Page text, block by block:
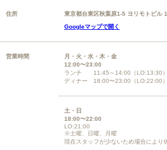
住所
東京都台東区秋葉原1-5 ヨリモトビル
Googleマップで開く
営業時間
月・火・水・木・金
12:00〜23:00
ランチ 11:45～14:00（LO:13:30）
ディナー 18:00〜23:00（LO:22:00）
土・日
18:00〜22:00
LO:21:00
※土曜、日曜、月曜
現在スタッフが少ないため場合により